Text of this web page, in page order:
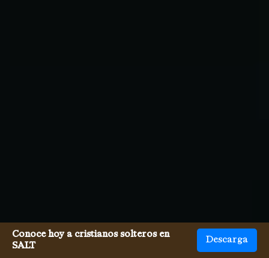
Conoce hoy a cristianos solteros en
SALT
Descarga